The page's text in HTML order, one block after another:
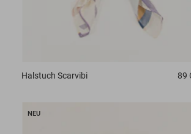
Halstuch Scarvibi 89
NEU